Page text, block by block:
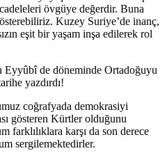
övgüye değerdir. Buna
Kuzey Suriye’de inanç,
eşit bir yaşam inşa edilerek rol
de döneminde Ortadoğuyu
yazdırdı!
coğrafyada demokrasiyi
gösteren Kürtler olduğunu
farklılıklara karşı da son derece
sergilemektedirler.